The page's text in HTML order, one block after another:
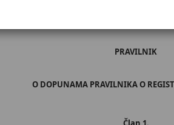
na cestama u Bosni i Hercegovini
sa entitetskim ministarstvima
PRAVILNIK
O DOPUNAMA PRAVILNIKA O